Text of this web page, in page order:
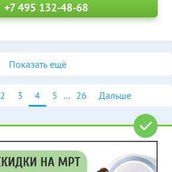
+7 495 132-48-68
Показать ещё
2 3 4 5 ... 26 Дальше